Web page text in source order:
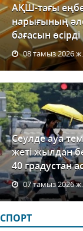
АҚШ-тағы
нарығының
бағасын өсірді
08 тамыз 2026 ж.
Сеулде ауа
жеті жылдан
40 градустан
07 тамыз 2026 ж.
СПОРТ